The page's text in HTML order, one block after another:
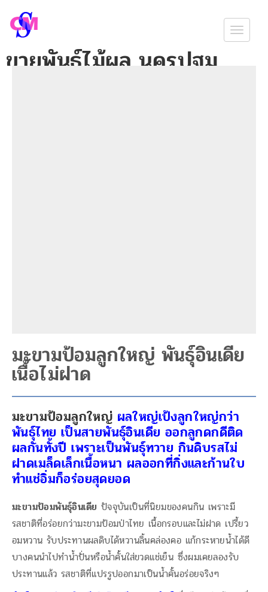
ขายพันธุ์ไม้ผล นครปฐม
มะขามป้อมลูกใหญ่ พันธุ์อินเดีย
เนื้อไม่ฝาด
มะขามป้อมลูกใหญ่ ผลใหญ่เป้งลูกใหญ่กว่า
พันธุ์ไทย เป็นสายพันธุ์อินเดีย ออกลูกดกดีติด
ผลกันทั้งปี เพราะเป็นพันธุ์ทวาย กินดิบรสไม่
ฝาดเมล็ดเล็กเนื้อหนา ผลออกที่กิ่งและก้านใบ
ทำแช่อิ่มก็อร่อยสุดยอด
มะขามป้อมพันธุ์อินเดีย ปัจจุบันเป็นที่นิยมของคนกิน เพราะมี
รสชาติที่อร่อยกว่ามะขามป้อมป่าไทย เนื้อกรอบและไม่ฝาด เปรี้ยว
อมหวาน รับประทานผลดิบได้หวานลิ้นคล่องคอ แก้กระหายน้ำได้ดี
บางคนนำไปทำน้ำปั่นหรือน้ำคั้นใส่ขวดแช่เย็น ซึ่งผมเคยลองรับ
ประทานแล้ว รสชาติที่แปรรูปออกมาเป็นน้ำคั้นอร่อยจริงๆ